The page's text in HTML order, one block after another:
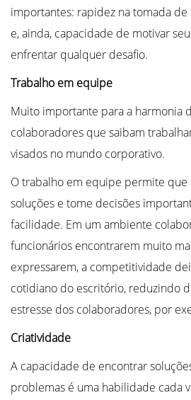
importantes: rapidez na tomada
e, ainda, capacidade de motivar
enfrentar qualquer desafio.
Trabalho em equipe
Muito importante para a harmonia
colaboradores que saibam
visados no mundo corporativo.
O trabalho em equipe permite que
soluções e tome decisões
facilidade. Em um ambiente
funcionários encontrarem muito
expressarem, a competitividade
cotidiano do escritório, reduzindo
estresse dos colaboradores, por
Criatividade
A capacidade de encontrar
problemas é uma habilidade cada